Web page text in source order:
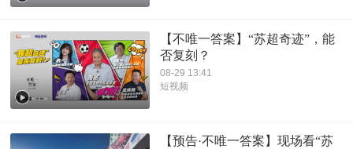
【不唯一答案】“苏超奇迹”，能
否复刻？
08-29 13:41
短视频
【预告·不唯一答案】现场看“苏